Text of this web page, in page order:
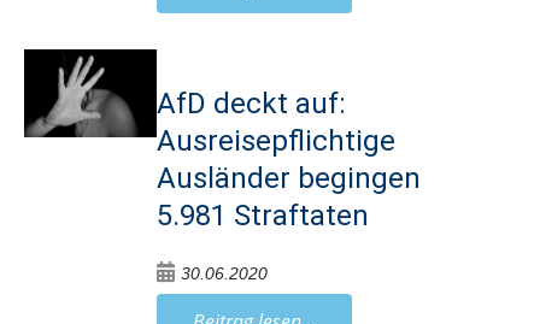
AfD deckt auf:
Ausreisepflichtige
Ausländer begingen
5.981 Straftaten
30.06.2020